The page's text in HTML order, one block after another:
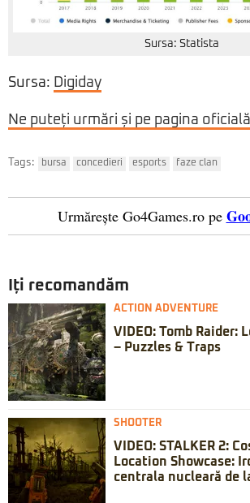
Sursa: Statista
Sursa: Digiday
Ne puteți urmări și pe pagina
Tags: bursa concedieri esports faze clan
Urmărește Go4Games.ro pe
Iți recomandăm
ACTION ADVENTURE
VIDEO: Tomb Raider:
– Puzzles & Traps
SHOOTER
VIDEO: STALKER 2:
Location Showcase:
centrala nucleară de